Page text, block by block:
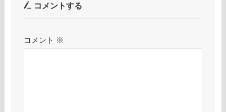
コメントする
コメント ※